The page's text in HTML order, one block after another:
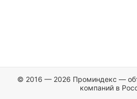
© 2016 — 2026 Проминдекс —
компаний в